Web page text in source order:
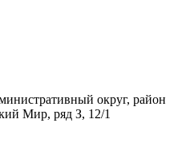
округ, район
Мир, ряд З, 12/1